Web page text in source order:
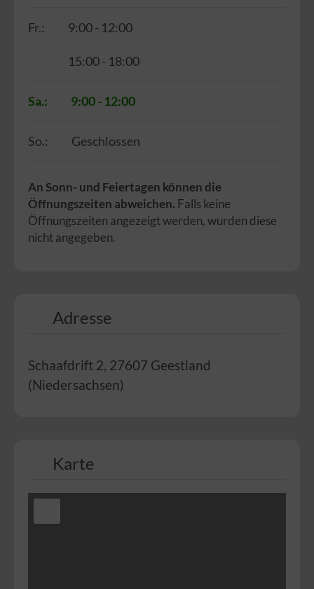
Fr.: 9:00 - 12:00
15:00 - 18:00
Sa.: 9:00 - 12:00
So.: Geschlossen
An Sonn- und Feiertagen können die
Öffnungszeiten abweichen. Falls keine
Öffnungszeiten angezeigt werden, wurden diese
nicht angegeben.
Adresse
Schaafdrift 2, 27607 Geestland
(Niedersachsen)
Karte